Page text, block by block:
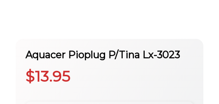
Aquacer Pioplug P/Tina Lx-3023
$13.95